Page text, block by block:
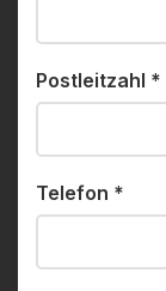
Postleitzahl *
Telefon *